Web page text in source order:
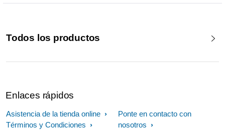
Todos los productos
Enlaces rápidos
Asistencia de la tienda online
Términos y Condiciones
Ponte en contacto con
nosotros